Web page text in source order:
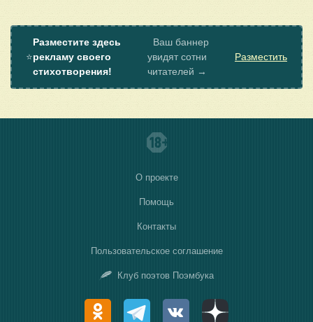
⭐
Разместите здесь
рекламу своего
стихотворения!
Ваш баннер
увидят сотни
читателей →
Разместить
О проекте
Помощь
Контакты
Пользовательское соглашение
Клуб поэтов Поэмбука